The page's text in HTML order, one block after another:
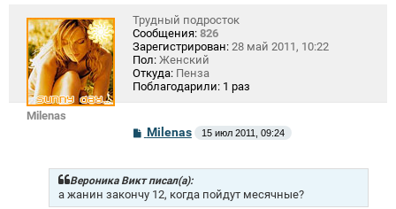
Milenas
Трудный подросток
Сообщения: 826
Зарегистрирован: 28 май 2011, 10:22
Пол: Женский
Откуда: Пенза
Поблагодарили: 1 раз
С
о
б
щ
е
н
Milenas 15 июл 2011, 09:24
Вероника Викт писал(а):
а жанин закончу 12, когда пойдут месячные?